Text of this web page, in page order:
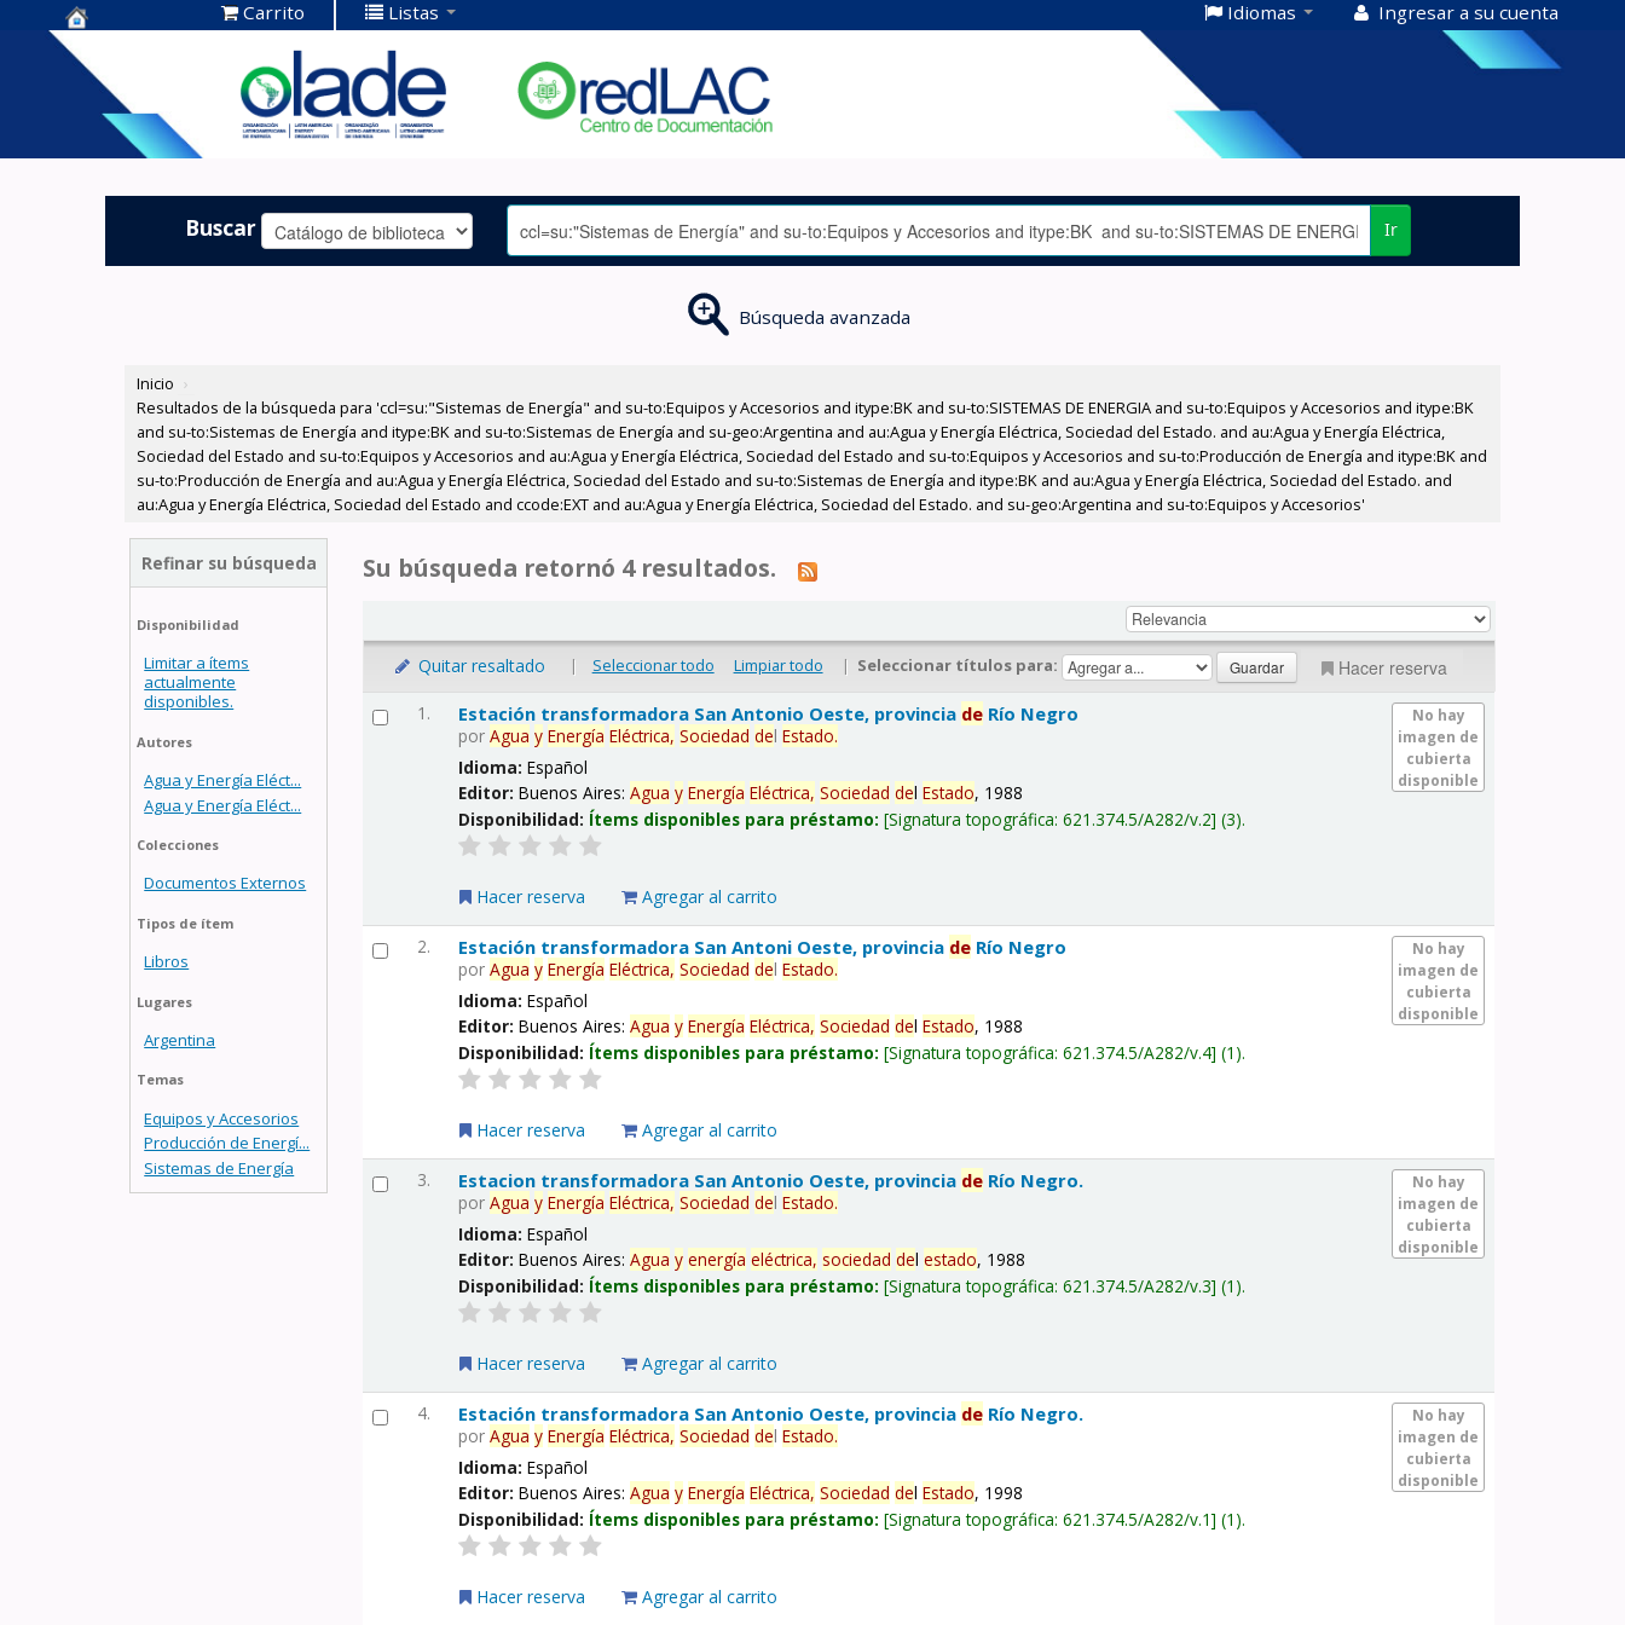
Centro de
Documentación
OLADE -
Carrito Listas Idiomas Ingresar a su cuenta
Buscar Ir
Búsqueda avanzada
Inicio ›
Resultados de la búsqueda para 'ccl=su:"Sistemas de Energía" and su-to:Equipos y Accesorios and itype:BK and su-to:SISTEMAS DE ENERGIA and su-to:Equipos y Accesorios and itype:BK
and su-to:Sistemas de Energía and itype:BK and su-to:Sistemas de Energía and su-geo:Argentina and au:Agua y Energía Eléctrica, Sociedad del Estado. and au:Agua y Energía Eléctrica,
Sociedad del Estado and su-to:Equipos y Accesorios and au:Agua y Energía Eléctrica, Sociedad del Estado and su-to:Equipos y Accesorios and su-to:Producción de Energía and itype:BK and
su-to:Producción de Energía and au:Agua y Energía Eléctrica, Sociedad del Estado and su-to:Sistemas de Energía and itype:BK and au:Agua y Energía Eléctrica, Sociedad del Estado. and
au:Agua y Energía Eléctrica, Sociedad del Estado and ccode:EXT and au:Agua y Energía Eléctrica, Sociedad del Estado. and su-geo:Argentina and su-to:Equipos y Accesorios'
Refinar su búsqueda
Disponibilidad
Limitar a ítems
actualmente
disponibles.
Autores
Agua y Energía Eléct...
Agua y Energía Eléct...
Colecciones
Documentos Externos
Tipos de ítem
Libros
Lugares
Argentina
Temas
Equipos y Accesorios
Producción de Energí...
Sistemas de Energía
Su búsqueda retornó 4 resultados.
Quitar resaltado | Seleccionar todo Limpiar todo | Seleccionar títulos para: Hacer reserva
1.
No hay
imagen de
cubierta
disponible
Estación transformadora San Antonio Oeste, provincia de Río Negro
porAgua y Energía Eléctrica, Sociedad delEstado.
Idioma:Español
Editor:Buenos Aires:Agua y Energía Eléctrica, Sociedad delEstado, 1988
Disponibilidad: Ítems disponibles para préstamo: Signatura topográfica:621.374.5/A282/v.2 (3).
Hacer reserva Agregar al carrito
2.
No hay
imagen de
cubierta
disponible
Estación transformadora San Antoni Oeste, provincia de Río Negro
porAgua y Energía Eléctrica, Sociedad delEstado.
Idioma:Español
Editor:Buenos Aires:Agua y Energía Eléctrica, Sociedad delEstado, 1988
Disponibilidad: Ítems disponibles para préstamo: Signatura topográfica:621.374.5/A282/v.4 (1).
Hacer reserva Agregar al carrito
3.
No hay
imagen de
cubierta
disponible
Estacion transformadora San Antonio Oeste, provincia de Río Negro.
porAgua y Energía Eléctrica, Sociedad delEstado.
Idioma:Español
Editor:Buenos Aires:Agua y energía eléctrica, sociedad delestado, 1988
Disponibilidad: Ítems disponibles para préstamo: Signatura topográfica:621.374.5/A282/v.3 (1).
Hacer reserva Agregar al carrito
4.
No hay
imagen de
cubierta
disponible
Estación transformadora San Antonio Oeste, provincia de Río Negro.
porAgua y Energía Eléctrica, Sociedad delEstado.
Idioma:Español
Editor:Buenos Aires:Agua y Energía Eléctrica, Sociedad delEstado, 1998
Disponibilidad: Ítems disponibles para préstamo: Signatura topográfica:621.374.5/A282/v.1 (1).
Hacer reserva Agregar al carrito